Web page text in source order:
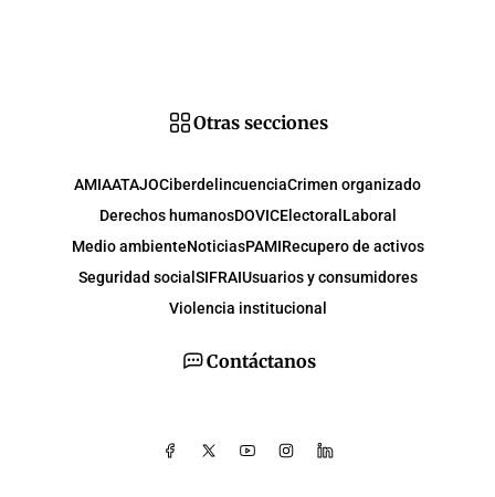
Contáctanos
Otras secciones
AMIAATAJOCiberdelincuenciaCrimen organizado
Derechos humanosDOVICElectoral Laboral
Medio ambienteNoticiasPAMIRecupero de activos
Seguridad social SIFRAIUsuarios y consumidores
Violencia institucional